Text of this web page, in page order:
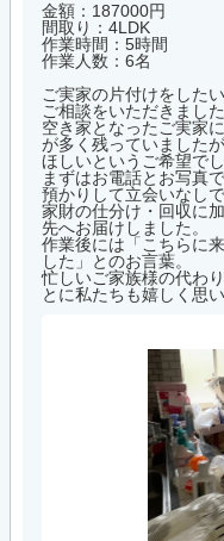
金額：187000円
間取り：4LDK
作業時間：5時間
作業人数：6名
ご実家の片付けをした
ご相談をいただきました
空き家となったご実家
が多く残っていました
ほしいというご希望でし
まずはお電話とお写真
預かりして立会いなし
家財の仕分け・回収に
先へお届けしました。
作業後には「こちらに
した」とのお言葉。
忙しいご家族様の代わ
とに私たちも嬉しく思い